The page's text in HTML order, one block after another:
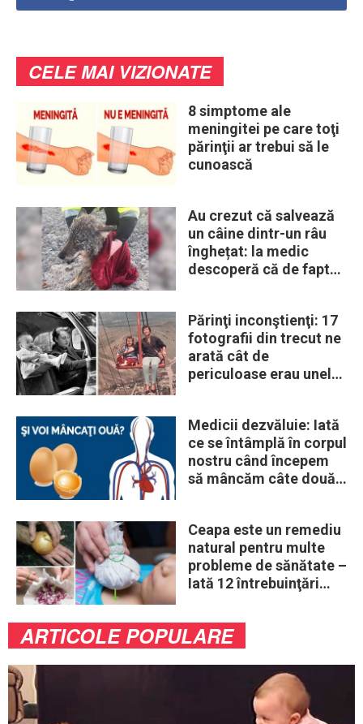
CELE MAI VIZIONATE
8 simptome ale
meningitei pe care toţi
părinţii ar trebui să le
cunoască
Au crezut că salvează
un câine dintr-un râu
înghețat: la medic
descoperă că de fapt
Părinţi inconştienţi: 17
fotografii din trecut ne
arată cât de
periculoase erau unele
Medicii dezvăluie: Iată
ce se întâmplă în corpul
nostru când începem
să mâncăm câte două
Ceapa este un remediu
natural pentru multe
probleme de sănătate –
Iată 12 întrebuinţări
ARTICOLE POPULARE